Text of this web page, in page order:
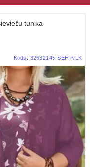
tunika
Kods: 32632145-SEH-NLK